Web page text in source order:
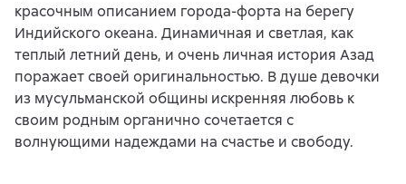
красочным описанием города-форта на берегу
Индийского океана. Динамичная и светлая, как
теплый летний день, и очень личная история Азад
поражает своей оригинальностью. В душе девочки
из мусульманской общины искренняя любовь к
своим родным органично сочетается с
волнующими надеждами на счастье и свободу.